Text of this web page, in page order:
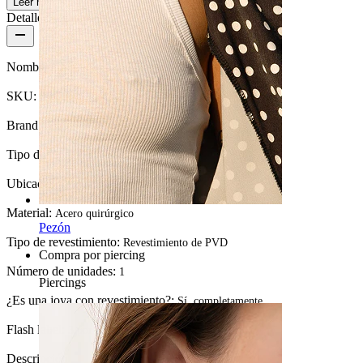
Pezón
Compra por piercing
Piercings
Detalles del producto
Nombre: Cadena para conectar joyas
SKU:
Brand: Bodymod Moments
Tipo de joya: Cadenas
Ubicación: Industrial
Material: Acero quirúrgico
Tipo de revestimiento: Revestimiento de PVD
Número de unidades: 1
¿Es una joya con revestimiento?:Sí, completamente
Flash label: 3 por 2
Descripción